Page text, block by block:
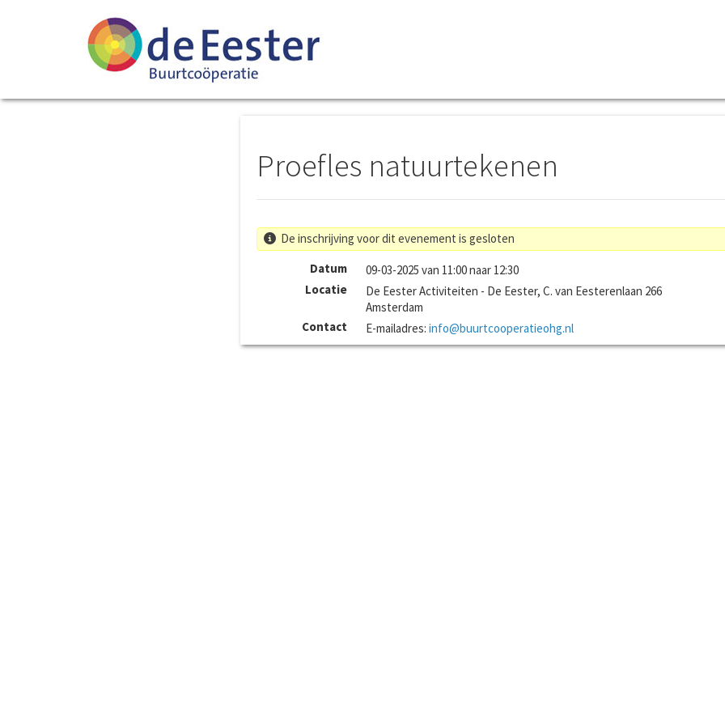
Proefles natuurtekenen
De inschrijving voor dit evenement is gesloten
Datum
09-03-2025 van 11:00 naar 12:30
Locatie
De Eester Activiteiten - De Eester, C. van Eesterenlaan 266
Amsterdam
Contact
E-mailadres: info@buurtcooperatieohg.nl